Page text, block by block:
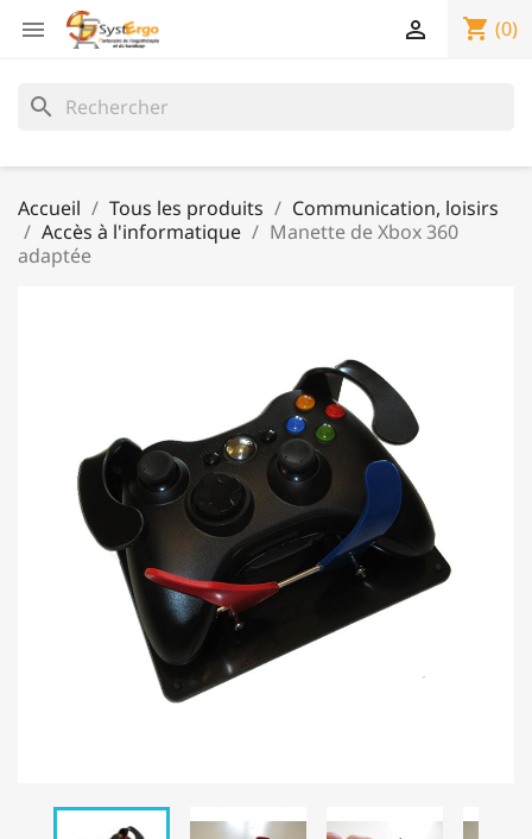
 shopping_cart (0)

search
Accueil Tous les produits
Communication, loisirs
Accès à l'informatique
Manette de Xbox 360
adaptée